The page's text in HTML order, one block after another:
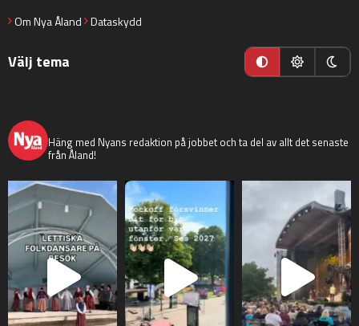
Om Nya Åland Dataskydd
Välj tema
Häng med Nyans redaktion på jobbet och ta del av allt det senaste
från Åland!